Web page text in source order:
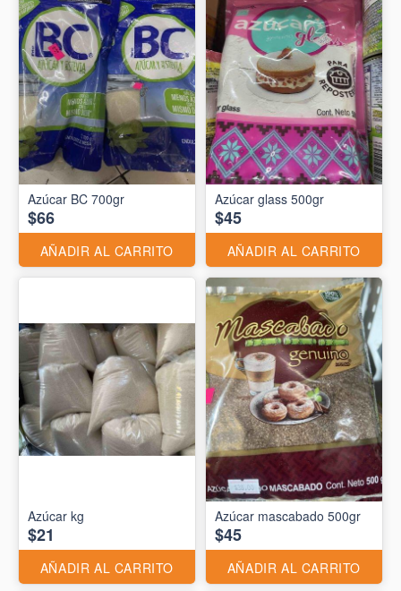
Azúcar BC 700gr
$66
AÑADIR AL CARRITO
Azúcar glass 500gr
$45
AÑADIR AL CARRITO
Azúcar kg
$21
AÑADIR AL CARRITO
Azúcar mascabado 500gr
$45
AÑADIR AL CARRITO